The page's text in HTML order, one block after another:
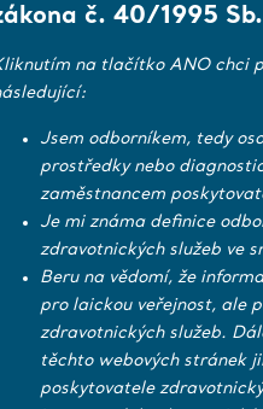
klipový vak pro amputované s amputací pravé nohy
č. 40/1995
na tlačítko ANO chci
Jsem odborníkem, tedy
prostředky nebo
zaměstnancem
Je mi známa definice
zdravotnických služeb ve
Beru na vědomí, že
pro laickou veřejnost, ale
zdravotnických služeb.
těchto webových stránek
poskytovatele